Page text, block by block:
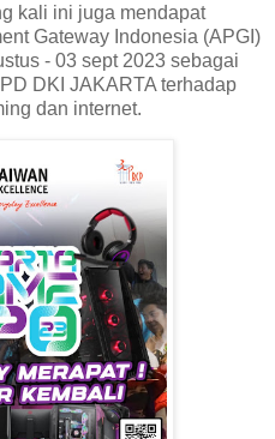
kali ini juga mendapat
Gateway Indonesia (APGI)
- 03 sept 2023 sebagai
DKI JAKARTA terhadap
dan internet.